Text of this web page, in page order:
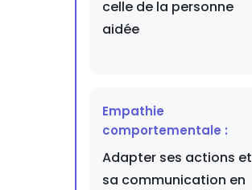
celle de la personne
aidée
Empathie
comportementale :
Adapter ses actions et
sa communication en